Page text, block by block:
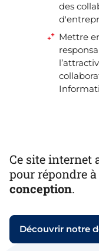
des
Mettre
Ce site internet
pour répondre
conception.
Découvrir notre